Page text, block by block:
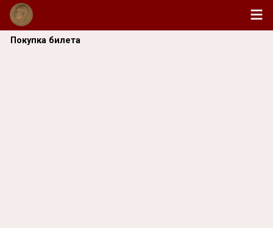
Покупка билета